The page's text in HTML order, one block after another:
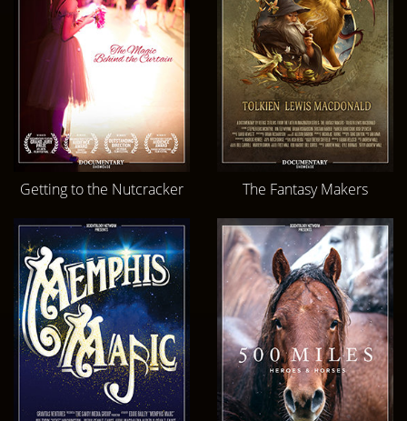
Getting to the Nutcracker The Fantasy Makers